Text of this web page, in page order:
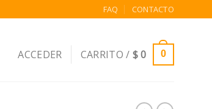
FAQ CONTACTO
ACCEDER CARRITO / $0 0